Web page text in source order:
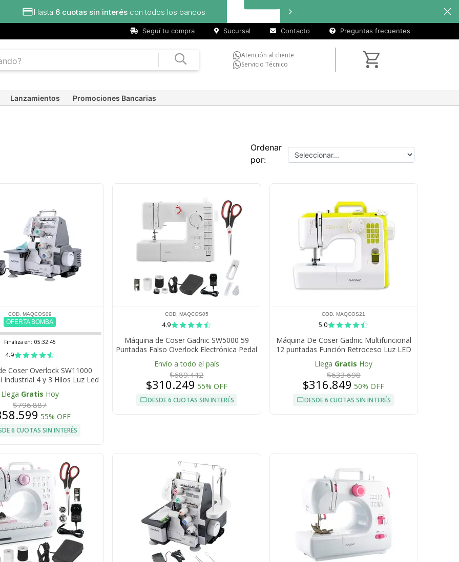
seleccionados
Hasta
Seguí tu compra Sucursal Contacto Preguntas frecuentes
Atención al cliente
Servicio Técnico
Lanzamientos Promociones Bancarias
Ordenar
por:
COD. MAQCOS09
OFERTA BOMBA
Finaliza en: 05:32:44
4.9
Coser Overlock SW11000
Industrial 4 y 3 Hilos Luz Led
Pedal 1000 Ppm
Llega Gratis Hoy
$796.887
55% OFF
6 CUOTAS SIN INTERÉS
COD. MAQCOS05
4.9
Máquina de Coser Gadnic SW5000 59
Puntadas Falso Overlock Electrónica Pedal
Luz Led
Envío a todo el país
$689.442
$310.249 55% OFF
DESDE 6 CUOTAS SIN INTERÉS
COD. MAQCOS21
5.0
Máquina De Coser Gadnic Multifuncional
12 puntadas Función Retroceso Luz LED
Brazo Libre Velocidad Ajustable 71W
Llega Gratis Hoy
$633.698
$316.849 50% OFF
DESDE 6 CUOTAS SIN INTERÉS